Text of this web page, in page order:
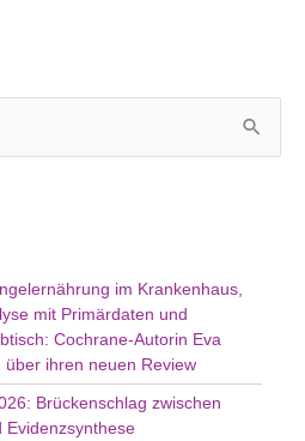
im Krankenhaus,
mit Primärdaten und
Cochrane-Autorin Eva
ihren neuen Review
Brückenschlag zwischen
Evidenzsynthese